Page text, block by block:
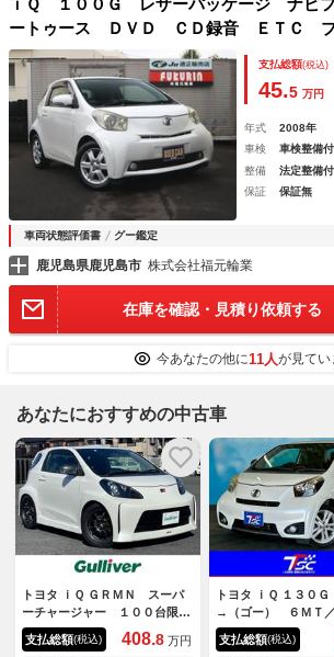
ｉＱ １００Ｇ レザーパッケージ ナビ
ートゥース ＤＶＤ ＣＤ録音 ＥＴＣ
ステアリモコン レザーシート フォグ ア
支払総額(税込)
45.5 万円
年式 2008年
車検
車検整備付
整備
法定整備付
保証
保証無
車両状態評価書 グー鑑定
鹿児島県鹿児島市 株式会社福元輪業
在庫を確認・見積り依頼する
今あなたの他に11人が見てい
あなたにおすすめの中古車
トヨタ ｉＱ ＧＲＭＮ スーパ
ーチャージャー １００台限定
車 専用エアロ 専用サスショ
ック 専用１６インチＡＷ 専
支払総額(税込) 408.8 万円
トヨタ ｉＱ １３０
→（ゴー） ６ＭＴ
ＰＳＥ７インチナビ
ッドライト／オート
支払総額(税込)